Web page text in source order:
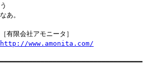
う
なあ。
［有限会社アモニータ］
http://www.amonita.com/
━━━━━━━━━━━━━━━━━━━━━━━━━━━━━━━━━━━